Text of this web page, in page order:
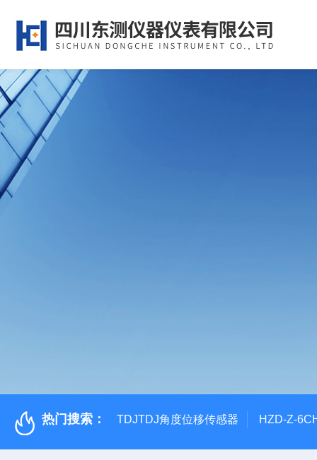
热门搜索： TDJTDJ角度位移传感器 HZD-Z-